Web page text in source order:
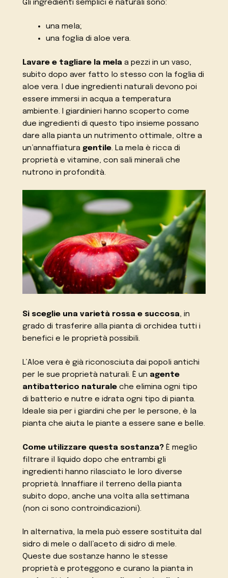
Gli ingredienti semplici e naturali sono:
una mela;
una foglia di aloe vera.
Lavare e tagliare la mela a pezzi in un vaso,
subito dopo aver fatto lo stesso con la foglia di
aloe vera. I due ingredienti naturali devono poi
essere immersi in acqua a temperatura
ambiente. I giardinieri hanno scoperto come
due ingredienti di questo tipo insieme possano
dare alla pianta un nutrimento ottimale, oltre a
un’annaffiatura gentile. La mela è ricca di
proprietà e vitamine, con sali minerali che
nutrono in profondità.
Si sceglie una varietà rossa e succosa, in
grado di trasferire alla pianta di orchidea tutti i
benefici e le proprietà possibili.
L’Aloe vera è già riconosciuta dai popoli antichi
per le sue proprietà naturali. È un agente
antibatterico naturale che elimina ogni tipo
di batterio e nutre e idrata ogni tipo di pianta.
Ideale sia per i giardini che per le persone, è la
pianta che aiuta le piante a essere sane e belle.
Come utilizzare questa sostanza? È meglio
filtrare il liquido dopo che entrambi gli
ingredienti hanno rilasciato le loro diverse
proprietà. Innaffiare il terreno della pianta
subito dopo, anche una volta alla settimana
(non ci sono controindicazioni).
In alternativa, la mela può essere sostituita dal
sidro di mele o dall’aceto di sidro di mele.
Queste due sostanze hanno le stesse
proprietà e proteggono e curano la pianta in